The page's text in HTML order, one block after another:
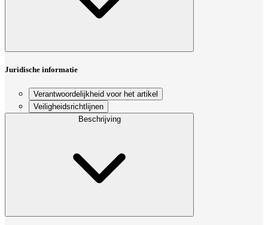
Juridische informatie
Verantwoordelijkheid voor het artikel
Veiligheidsrichtlijnen
Beschrijving